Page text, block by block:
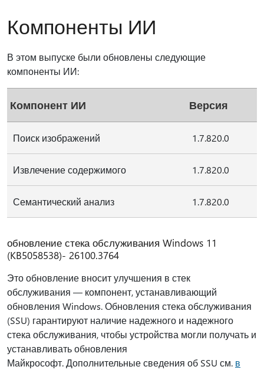
Компоненты ИИ
В этом выпуске были обновлены следующие
компоненты ИИ:
Компонент ИИ Версия
Поиск изображений 1.7.820.0
Извлечение содержимого 1.7.820.0
Семантический анализ 1.7.820.0
обновление стека обслуживания Windows 11
(KB5058538)- 26100.3764
Это обновление вносит улучшения в стек
обслуживания — компонент, устанавливающий
обновления Windows. Обновления стека обслуживания
(SSU) гарантируют наличие надежного и надежного
стека обслуживания, чтобы устройства могли получать и
устанавливать обновления
Майкрософт. Дополнительные сведения об SSU см. в